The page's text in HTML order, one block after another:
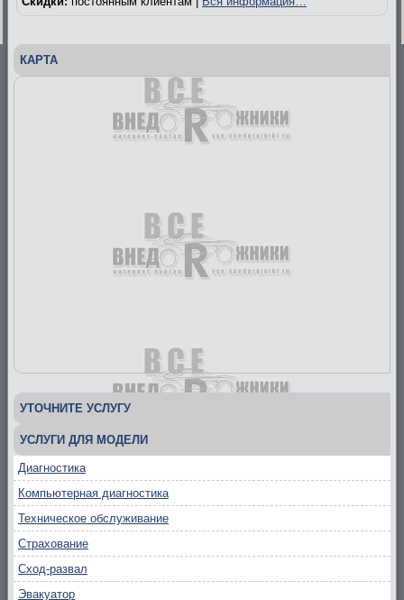
КАРТА
УТОЧНИТЕ УСЛУГУ
УСЛУГИ ДЛЯ МОДЕЛИ
Диагностика
Компьютерная диагностика
Техническое обслуживание
Страхование
Сход-развал
Эвакуатор